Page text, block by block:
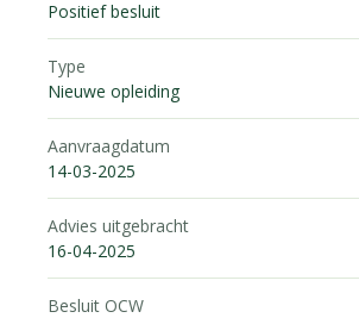
Positief besluit
Type
Nieuwe opleiding
Aanvraagdatum
14-03-2025
Advies uitgebracht
16-04-2025
Besluit OCW